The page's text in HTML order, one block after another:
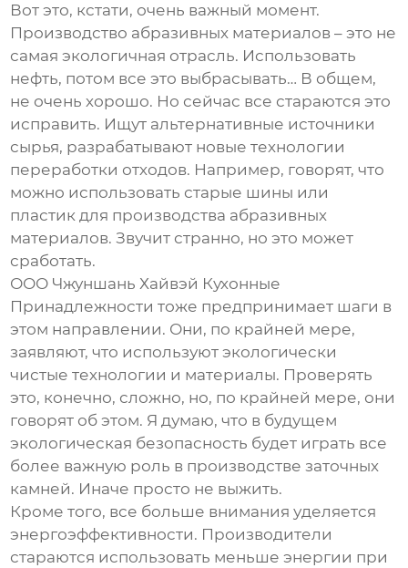
Вот это, кстати, очень важный момент.
Производство абразивных материалов – это не
самая экологичная отрасль. Использовать
нефть, потом все это выбрасывать… В общем,
не очень хорошо. Но сейчас все стараются это
исправить. Ищут альтернативные источники
сырья, разрабатывают новые технологии
переработки отходов. Например, говорят, что
можно использовать старые шины или
пластик для производства абразивных
материалов. Звучит странно, но это может
сработать.
ООО Чжуншань Хайвэй Кухонные
Принадлежности тоже предпринимает шаги в
этом направлении. Они, по крайней мере,
заявляют, что используют экологически
чистые технологии и материалы. Проверять
это, конечно, сложно, но, по крайней мере, они
говорят об этом. Я думаю, что в будущем
экологическая безопасность будет играть все
более важную роль в производстве заточных
камней. Иначе просто не выжить.
Кроме того, все больше внимания уделяется
энергоэффективности. Производители
стараются использовать меньше энергии при